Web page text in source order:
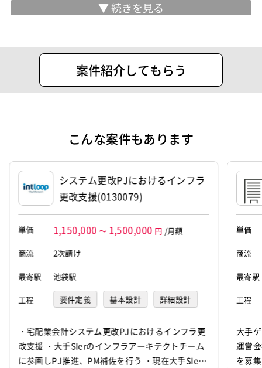
東京都千代田区外神田5丁目1-10 千住ビ
設立 2021年3月22日
福田 健斗
案件紹介してもらう
こんな案件もあります
システム更改PJにおけるインフラ
更改支援(0130079)
単価 1,150,000 ～ 1,500,000 円 /月額
商流
2次請け
最寄駅 池袋駅
工程 要件定義 基本設計 詳細設計
デバッグ
・宅配業会計システム更改PJにおけるインフラ更
改支援 ・大手SIerのインフラアーキテクトチーム
に参画しPJ推進、PM補佐を行う ・現在大手SIer
単価
商流
最寄駅
工程
大手
運営
を募